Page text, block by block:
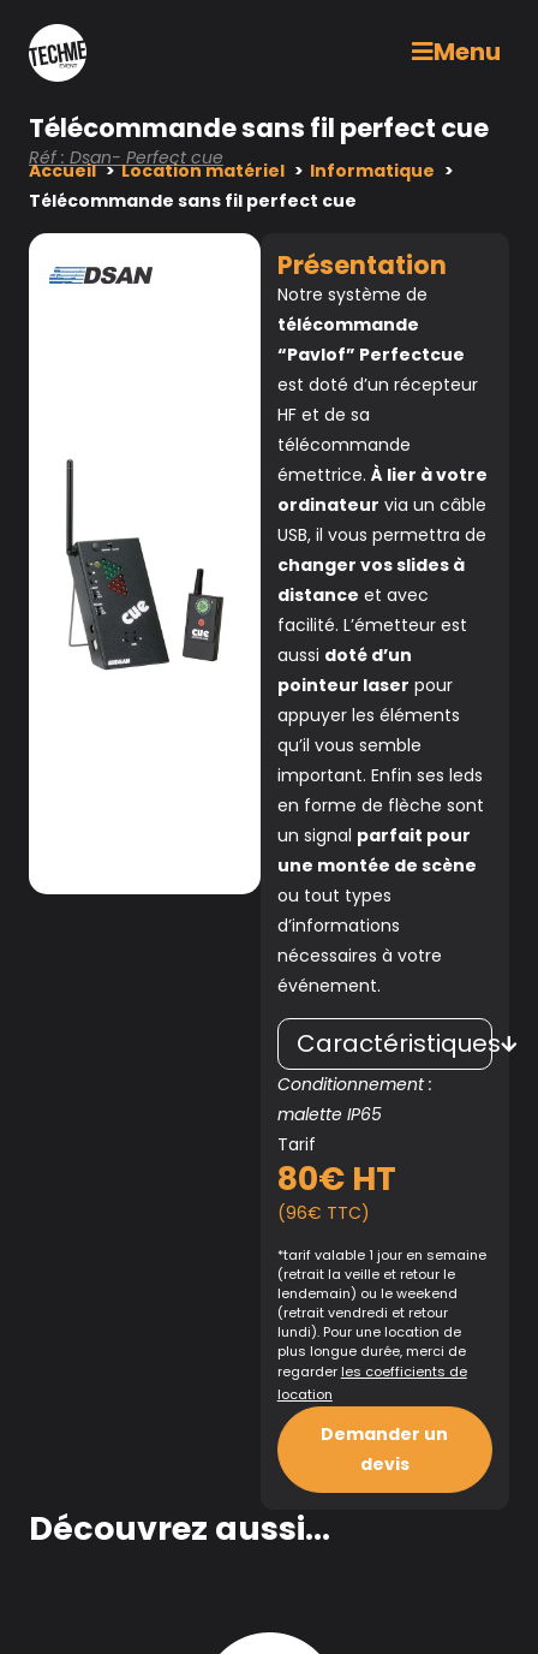
Menu
Télécommande sans fil perfect cue
Réf : Dsan- Perfect cue
Accueil Location matériel
Informatique
Télécommande sans fil perfect cue
Présentation
Notre système de
télécommande
“Pavlof” Perfectcue
est doté d’un récepteur
HF et de sa
télécommande
émettrice. À lier à votre
ordinateur via un câble
USB, il vous permettra de
changer vos slides à
distance et avec
facilité. L’émetteur est
aussi doté d’un
pointeur laser pour
appuyer les éléments
qu’il vous semble
important. Enfin ses leds
en forme de flèche sont
un signal parfait pour
une montée de scène
ou tout types
d’informations
nécessaires à votre
événement.
Caractéristiques
Conditionnement :
malette IP65
Tarif
80€ HT
(96€ TTC)
*tarif valable 1 jour en semaine
(retrait la veille et retour le
lendemain) ou le weekend
(retrait vendredi et retour
lundi). Pour une location de
plus longue durée, merci de
regarder les coefficients de
location
Demander un
devis
Découvrez aussi...